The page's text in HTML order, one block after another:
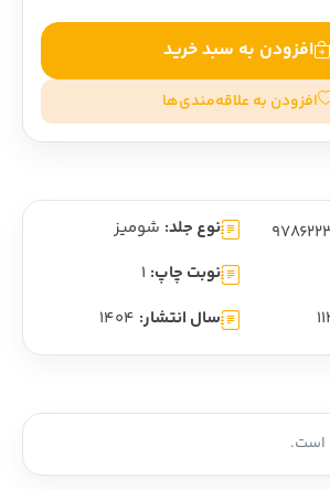
افزودن به سبد خرید
افزودن به علاقه‌مندی‌ها
نوع جلد: شومیز
نوبت چاپ: 1
سال انتشار: 1404
است.